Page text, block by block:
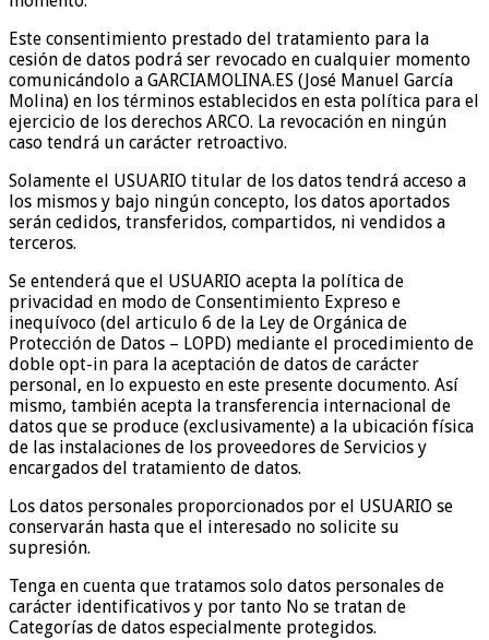
Este consentimiento prestado del tratamiento para la
cesión de datos podrá ser revocado en cualquier momento
comunicándolo a GARCIAMOLINA.ES (José Manuel García
Molina) en los términos establecidos en esta política para el
ejercicio de los derechos ARCO. La revocación en ningún
caso tendrá un carácter retroactivo.
Solamente el USUARIO titular de los datos tendrá acceso a
los mismos y bajo ningún concepto, los datos aportados
serán cedidos, transferidos, compartidos, ni vendidos a
terceros.
Se entenderá que el USUARIO acepta la política de
privacidad en modo de Consentimiento Expreso e
inequívoco (del articulo 6 de la Ley de Orgánica de
Protección de Datos – LOPD) mediante el procedimiento de
doble opt-in para la aceptación de datos de carácter
personal, en lo expuesto en este presente documento. Así
mismo, también acepta la transferencia internacional de
datos que se produce (exclusivamente) a la ubicación física
de las instalaciones de los proveedores de Servicios y
encargados del tratamiento de datos.
Los datos personales proporcionados por el USUARIO se
conservarán hasta que el interesado no solicite su
supresión.
Tenga en cuenta que tratamos solo datos personales de
carácter identificativos y por tanto No se tratan de
Categorías de datos especialmente protegidos.